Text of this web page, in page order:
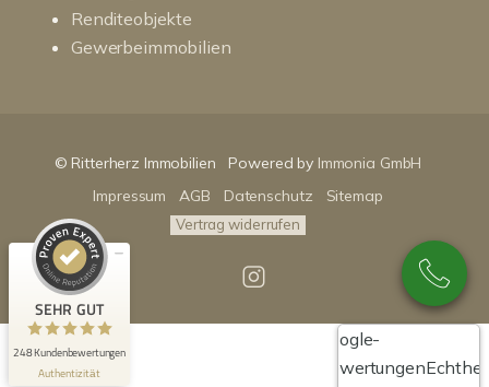
Renditeobjekte
Gewerbeimmobilien
© Ritterherz Immobilien Powered by Immonia GmbH
Impressum
AGB Datenschutz Sitemap
Vertrag widerrufen
Google-
Bewertungen
SEHR GUT
248 Kundenbewertungen
Authentizität
100%
Empfehlungen auf
ProvenExpert.com
SEHR GUT
4,86 / 5,00
159
Bewertungen von 3
anderen Quellen
Blick aufs ProvenExpert-Profil werfen